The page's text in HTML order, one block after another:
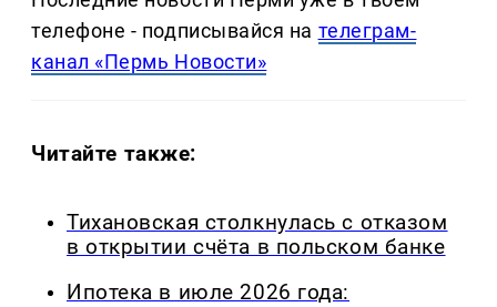
телефоне - подписывайся на телеграм-
канал «Пермь Новости»
Читайте также:
Тихановская столкнулась с отказом
в открытии счёта в польском банке
Ипотека в июле 2026 года: